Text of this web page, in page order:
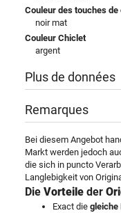
Couleur des touches
noir mat
Couleur Chiclet
argent
Plus de données
Remarques
Bei diesem Angebot
Markt werden jedoch
die sich in puncto
Langlebigkeit von
Die Vorteile der
Exact die gleiche